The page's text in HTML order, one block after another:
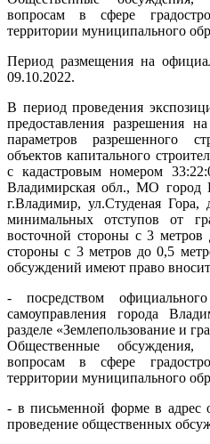
вопросам в сфере
территории муниципального
Период размещения на
09.10.2022.
В период проведения
предоставления разрешения
параметров разрешенного
объектов капитального
с кадастровым номером
Владимирская обл., МО город
г.Владимир, ул.Студеная
минимальных отступов от
восточной стороны с 3
стороны с 3 метров до 0,5
обсуждений имеют право
- посредством
самоуправления города
разделе «Землепользование и
Общественные
вопросам в сфере
территории муниципального
- в письменной форме в адрес
проведение общественных